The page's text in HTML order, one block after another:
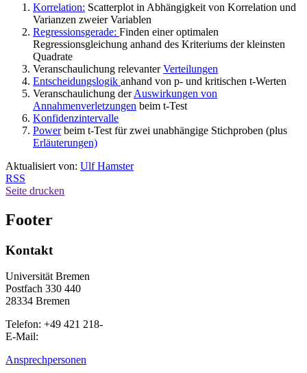
Korrelation: Scatterplot in Abhängigkeit von Korrelation und
Varianzen zweier Variablen
Regressionsgerade: Finden einer optimalen
Regressionsgleichung anhand des Kriteriums der kleinsten
Quadrate
Veranschaulichung relevanterVerteilungen
Entscheidungslogik anhand von p- und kritischen t-Werten
Veranschaulichung derAuswirkungen von
Annahmenverletzungen beim t-Test
Konfidenzintervalle
Powerbeim t-Test für zwei unabhängige Stichproben (plus
Erläuterungen)
Aktualisiert von: Ulf Hamster
RSS
Seite drucken
Footer
Kontakt
Universität Bremen
Postfach 330 440
28334 Bremen
Telefon: +49 421 218-
E-Mail:
Ansprechpersonen